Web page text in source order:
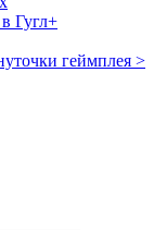
геймплея >